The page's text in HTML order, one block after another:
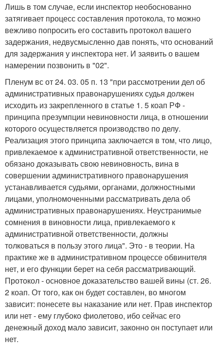
Лишь в том случае, если инспектор необоснованно
затягивает процесс составления протокола, то можно
вежливо попросить его составить протокол вашего
задержания, недвусмысленно дав понять, что оснований
для задержания у инспектора нет. И заявить о вашем
намерении позвонить в "02".
Пленум вс от 24. 03. 05 п. 13 "при рассмотрении дел об
административных правонарушениях судья должен
исходить из закрепленного в статье 1. 5 коап РФ -
принципа презумпции невиновности лица, в отношении
которого осуществляется производство по делу.
Реализация этого принципа заключается в том, что лицо,
привлекаемое к административной ответственности, не
обязано доказывать свою невиновность, вина в
совершении административного правонарушения
устанавливается судьями, органами, должностными
лицами, уполномоченными рассматривать дела об
административных правонарушениях. Неустранимые
сомнения в виновности лица, привлекаемого к
административной ответственности, должны
толковаться в пользу этого лица". Это - в теории. На
практике же в административном процессе обвинителя
нет, и его функции берет на себя рассматривающий.
Протокол - основное доказательство вашей вины (ст. 26.
2 коап. От того, как он будет составлен, во многом
зависит: понесете вы наказание или нет. Прав инспектор
или нет - ему глубоко фиолетово, ибо сейчас его
денежный доход мало зависит, законно он поступает или
нет.